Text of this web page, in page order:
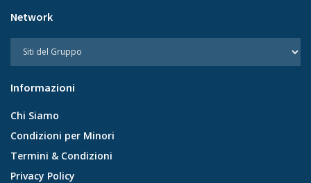
Network
Informazioni
Chi Siamo
Condizioni per Minori
Termini & Condizioni
Privacy Policy